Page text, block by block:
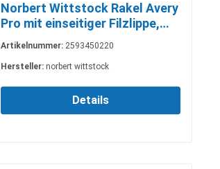
Norbert Wittstock Rakel Avery
Pro mit einseitiger Filzlippe,
Blau
Artikelnummer: 2593450220
Hersteller: norbert wittstock
Details